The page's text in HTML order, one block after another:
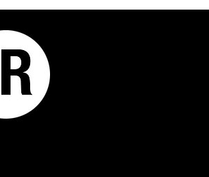
PUQ – hvor innovation støtter